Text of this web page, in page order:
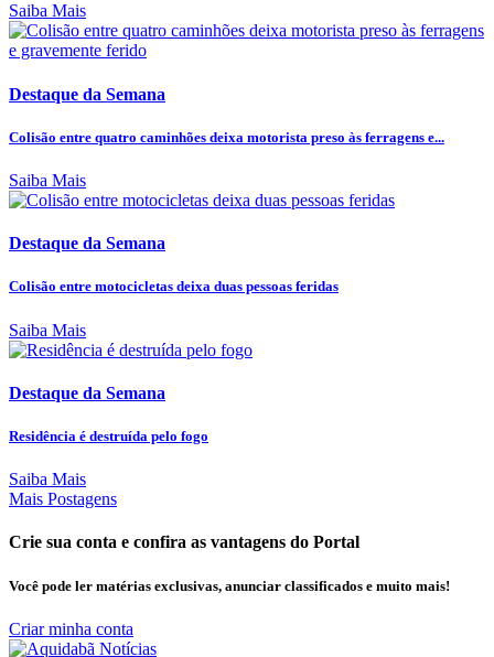
Saiba Mais
Destaque da Semana
Colisão entre quatro caminhões deixa motorista preso às ferragens e...
Saiba Mais
Destaque da Semana
Colisão entre motocicletas deixa duas pessoas feridas
Saiba Mais
Destaque da Semana
Residência é destruída pelo fogo
Saiba Mais
Mais Postagens
Crie sua conta e confira as vantagens do Portal
Você pode ler matérias exclusivas, anunciar classificados e muito mais!
Criar minha conta